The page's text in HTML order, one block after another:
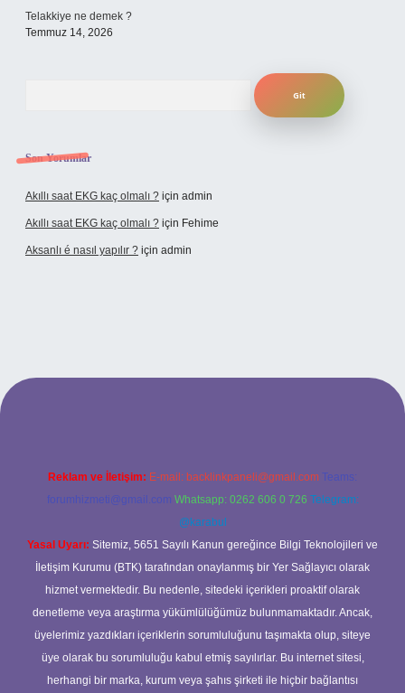
Telakkiye ne demek ?
Temmuz 14, 2026
Son Yorumlar
Akıllı saat EKG kaç olmalı ? için admin
Akıllı saat EKG kaç olmalı ? için Fehime
Aksanlı é nasıl yapılır ? için admin
Reklam ve İletişim: E-mail: backlinkpaneli@gmail.com Teams:
forumhizmeti@gmail.com Whatsapp: 0262 606 0 726 Telegram:
@karabul
Yasal Uyarı: Sitemiz, 5651 Sayılı Kanun gereğince Bilgi Teknolojileri ve
İletişim Kurumu (BTK) tarafından onaylanmış bir Yer Sağlayıcı olarak
hizmet vermektedir. Bu nedenle, sitedeki içerikleri proaktif olarak
denetleme veya araştırma yükümlülüğümüz bulunmamaktadır. Ancak,
üyelerimiz yazdıkları içeriklerin sorumluluğunu taşımakta olup, siteye
üye olarak bu sorumluluğu kabul etmiş sayılırlar. Bu internet sitesi,
herhangi bir marka, kurum veya şahıs şirketi ile hiçbir bağlantısı